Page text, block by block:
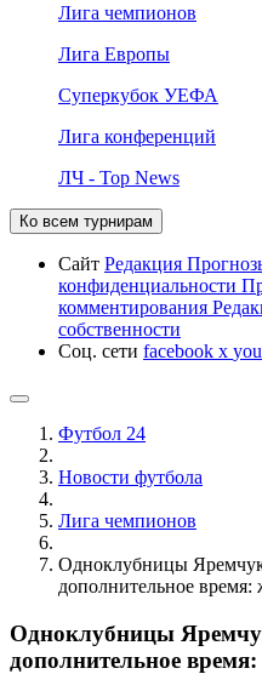
Лига чемпионов
Лига Европы
Суперкубок УЕФА
Лига конференций
ЛЧ - Top News
Ко всем турнирам
Сайт Редакция
конфиденциальности
комментирования
собственности
Соц. сети facebook x
Футбол 24
Новости футбола
Лига чемпионов
Одноклубницы
дополнительное
Одноклубницы
дополнительное